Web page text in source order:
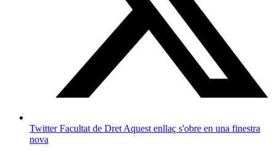
Twitter Facultat de DretAquest enllaç s'obre en una finestra
nova